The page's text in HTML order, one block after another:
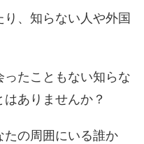
、知らない人や外国
たこともない知らな
ありませんか？
の周囲にいる誰か